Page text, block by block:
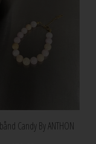
Candy By ANTHON